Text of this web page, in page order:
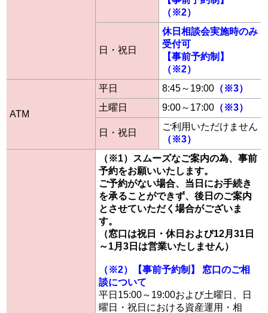
（※2）
日・祝日
休日相談会実施時のみ
受付可
【事前予約制】
（※2）
ATM
平日 8:45～19:00 （※3）
土曜日
9:00～17:00 （※3）
日・祝日
ご利用いただけません
（※3）
（※1）スムーズなご案内の為、事前
予約をお願いいたします。
ご予約がない場合、当日にお手続き
を承ることができず、後日のご案内
とさせていただく場合がございま
す。
（窓口は祝日・休日および12月31日
～1月3日は営業いたしません）
（※2）【事前予約制】 窓口のご相
談について
平日15:00～19:00および土曜日、日
曜日・祝日における資産運用・相